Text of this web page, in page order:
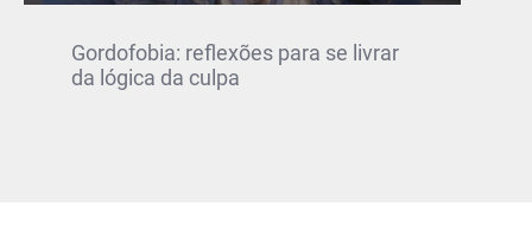
Gordofobia: reflexões para se livrar
da lógica da culpa